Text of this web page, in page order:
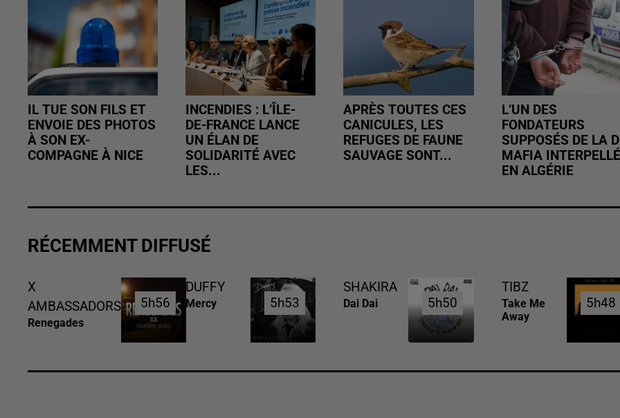
IL TUE SON FILS ET
ENVOIE DES PHOTOS
À SON EX-
COMPAGNE À NICE
INCENDIES : L’ÎLE-
DE-FRANCE LANCE
UN ÉLAN DE
SOLIDARITÉ AVEC
LES...
APRÈS TOUTES CES
CANICULES, LES
REFUGES DE FAUNE
SAUVAGE SONT...
L’UN DES
FONDATEURS
SUPPOSÉS DE LA
MAFIA INTERPELLÉ
EN ALGÉRIE
RÉCEMMENT DIFFUSÉ
X
AMBASSADORS
Renegades
5h56
5h56
DUFFY
Mercy 5h53
5h53
SHAKIRA
Dai Dai 5h50
5h50
TIBZ
Take Me
Away
5h48
5h48